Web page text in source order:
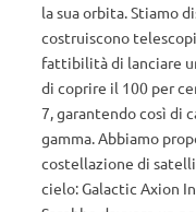
la sua orbita. Stiamo
costruiscono
fattibilità di lanciare
di coprire il 100 per
7, garantendo così di
gamma. Abbiamo
costellazione di
cielo: Galactic Axion